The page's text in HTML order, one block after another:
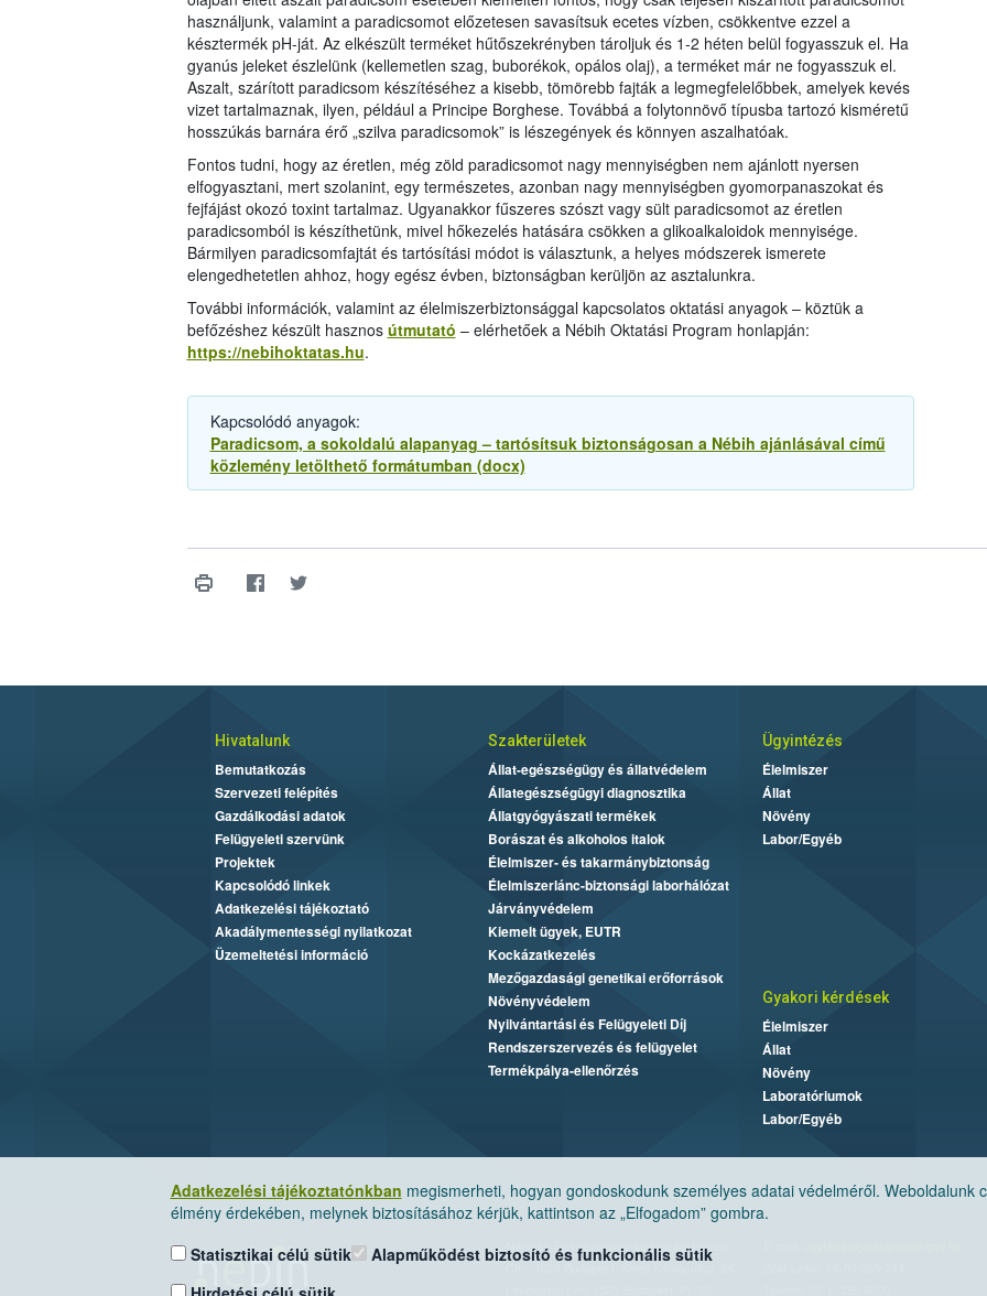
használjunk, valamint a paradicsomot előzetesen savasítsuk ecetes vízben, csökkentve ezzel a
késztermék pH-ját. Az elkészült terméket hűtőszekrényben tároljuk és 1-2 héten belül fogyasszuk el. Ha
gyanús jeleket észlelünk (kellemetlen szag, buborékok, opálos olaj), a terméket már ne fogyasszuk el.
Aszalt, szárított paradicsom készítéséhez a kisebb, tömörebb fajták a legmegfelelőbbek, amelyek kevés
vizet tartalmaznak, ilyen, például a Principe Borghese. Továbbá a folytonnövő típusba tartozó kisméretű
hosszúkás barnára érő „szilva paradicsomok” is lészegények és könnyen aszalhatóak.
Fontos tudni, hogy az éretlen, még zöld paradicsomot nagy mennyiségben nem ajánlott nyersen
elfogyasztani, mert szolanint, egy természetes, azonban nagy mennyiségben gyomorpanaszokat és
fejfájást okozó toxint tartalmaz. Ugyanakkor fűszeres szószt vagy sült paradicsomot az éretlen
paradicsomból is készíthetünk, mivel hőkezelés hatására csökken a glikoalkaloidok mennyisége.
Bármilyen paradicsomfajtát és tartósítási módot is választunk, a helyes módszerek ismerete
elengedhetetlen ahhoz, hogy egész évben, biztonságban kerüljön az asztalunkra.
További információk, valamint az élelmiszerbiztonsággal kapcsolatos oktatási anyagok – köztük a
befőzéshez készült hasznos útmutató – elérhetőek a Nébih Oktatási Program honlapján:
https://nebihoktatas.hu.
Kapcsolódó anyagok:
Paradicsom, a sokoldalú alapanyag – tartósítsuk biztonságosan a Nébih ajánlásával című
közlemény letölthető formátumban (docx)
Adatkezelési tájékoztatónkban megismerheti, hogyan gondoskodunk személyes adatai védelméről. Weboldalunk
élmény érdekében, melynek biztosításához kérjük, kattintson az „Elfogadom” gombra.
Statisztikai célú sütik
Alapműködést biztosító és funkcionális sütik
Hivatalunk
Bemutatkozás
Szervezeti felépítés
Gazdálkodási adatok
Felügyeleti szervünk
Projektek
Kapcsolódó linkek
Adatkezelési tájékoztató
Akadálymentességi nyilatkozat
Üzemeltetési információ
Szakterületek
Állat-egészségügy és állatvédelem
Állategészségügyi diagnosztika
Állatgyógyászati termékek
Borászat és alkoholos italok
Élelmiszer- és takarmánybiztonság
Élelmiszerlánc-biztonsági laborhálózat
Járványvédelem
Kiemelt ügyek, EUTR
Kockázatkezelés
Mezőgazdasági genetikai erőforrások
Növényvédelem
Nyilvántartási és Felügyeleti Díj
Rendszerszervezés és felügyelet
Termékpálya-ellenőrzés
Ügyintézés
Élelmiszer
Állat
Növény
Labor/Egyéb
Gyakori kérdések
Élelmiszer
Állat
Növény
Laboratóriumok
Labor/Egyéb
Nemzeti Élelmiszerlánc-biztonsági Hivatal